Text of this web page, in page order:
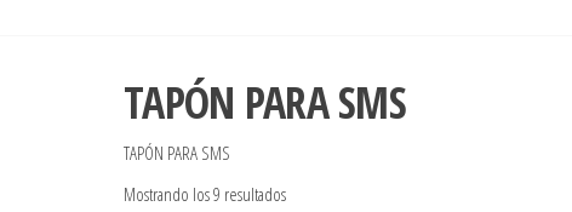
TAPÓN PARA SMS
TAPÓN PARA SMS
Mostrando los 9 resultadosOrdenado